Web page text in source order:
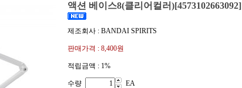
액션 베이스8(클리어컬러)[4573102663092]
제조회사 : BANDAI SPIRITS
판매가격 : 8,400원
적립금액 : 1%
수량 EA